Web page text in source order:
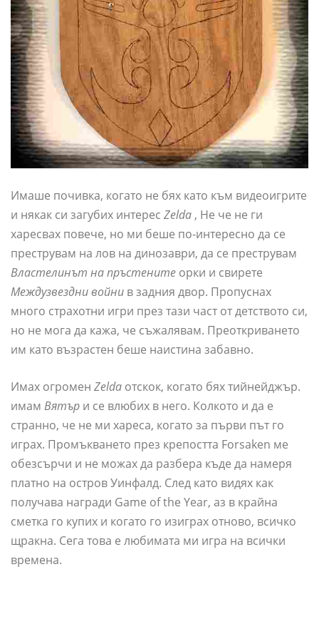
Имаше почивка, когато не бях като към видеоигрите
и някак си загубих интерес Zelda , Не че не ги
харесвах повече, но ми беше по-интересно да се
преструвам на лов на динозаври, да се преструвам
Властелинът на пръстените орки и свирете
Междузвездни войни в задния двор. Пропуснах
много страхотни игри през тази част от детството си,
но не мога да кажа, че съжалявам. Преоткриването
им като възрастен беше наистина забавно.
Имах огромен Zelda отскок, когато бях тийнейджър.
имам Вятър и се влюбих в него. Колкото и да е
странно, че не ми хареса, когато за първи път го
играх. Промъкването през крепостта Forsaken ме
обезсърчи и не можах да разбера къде да намеря
платно на остров Уинфалд. След като видях как
получава награди Game of the Year, аз в крайна
сметка го купих и когато го изиграх отново, всичко
щракна. Сега това е любимата ми игра на всички
времена.